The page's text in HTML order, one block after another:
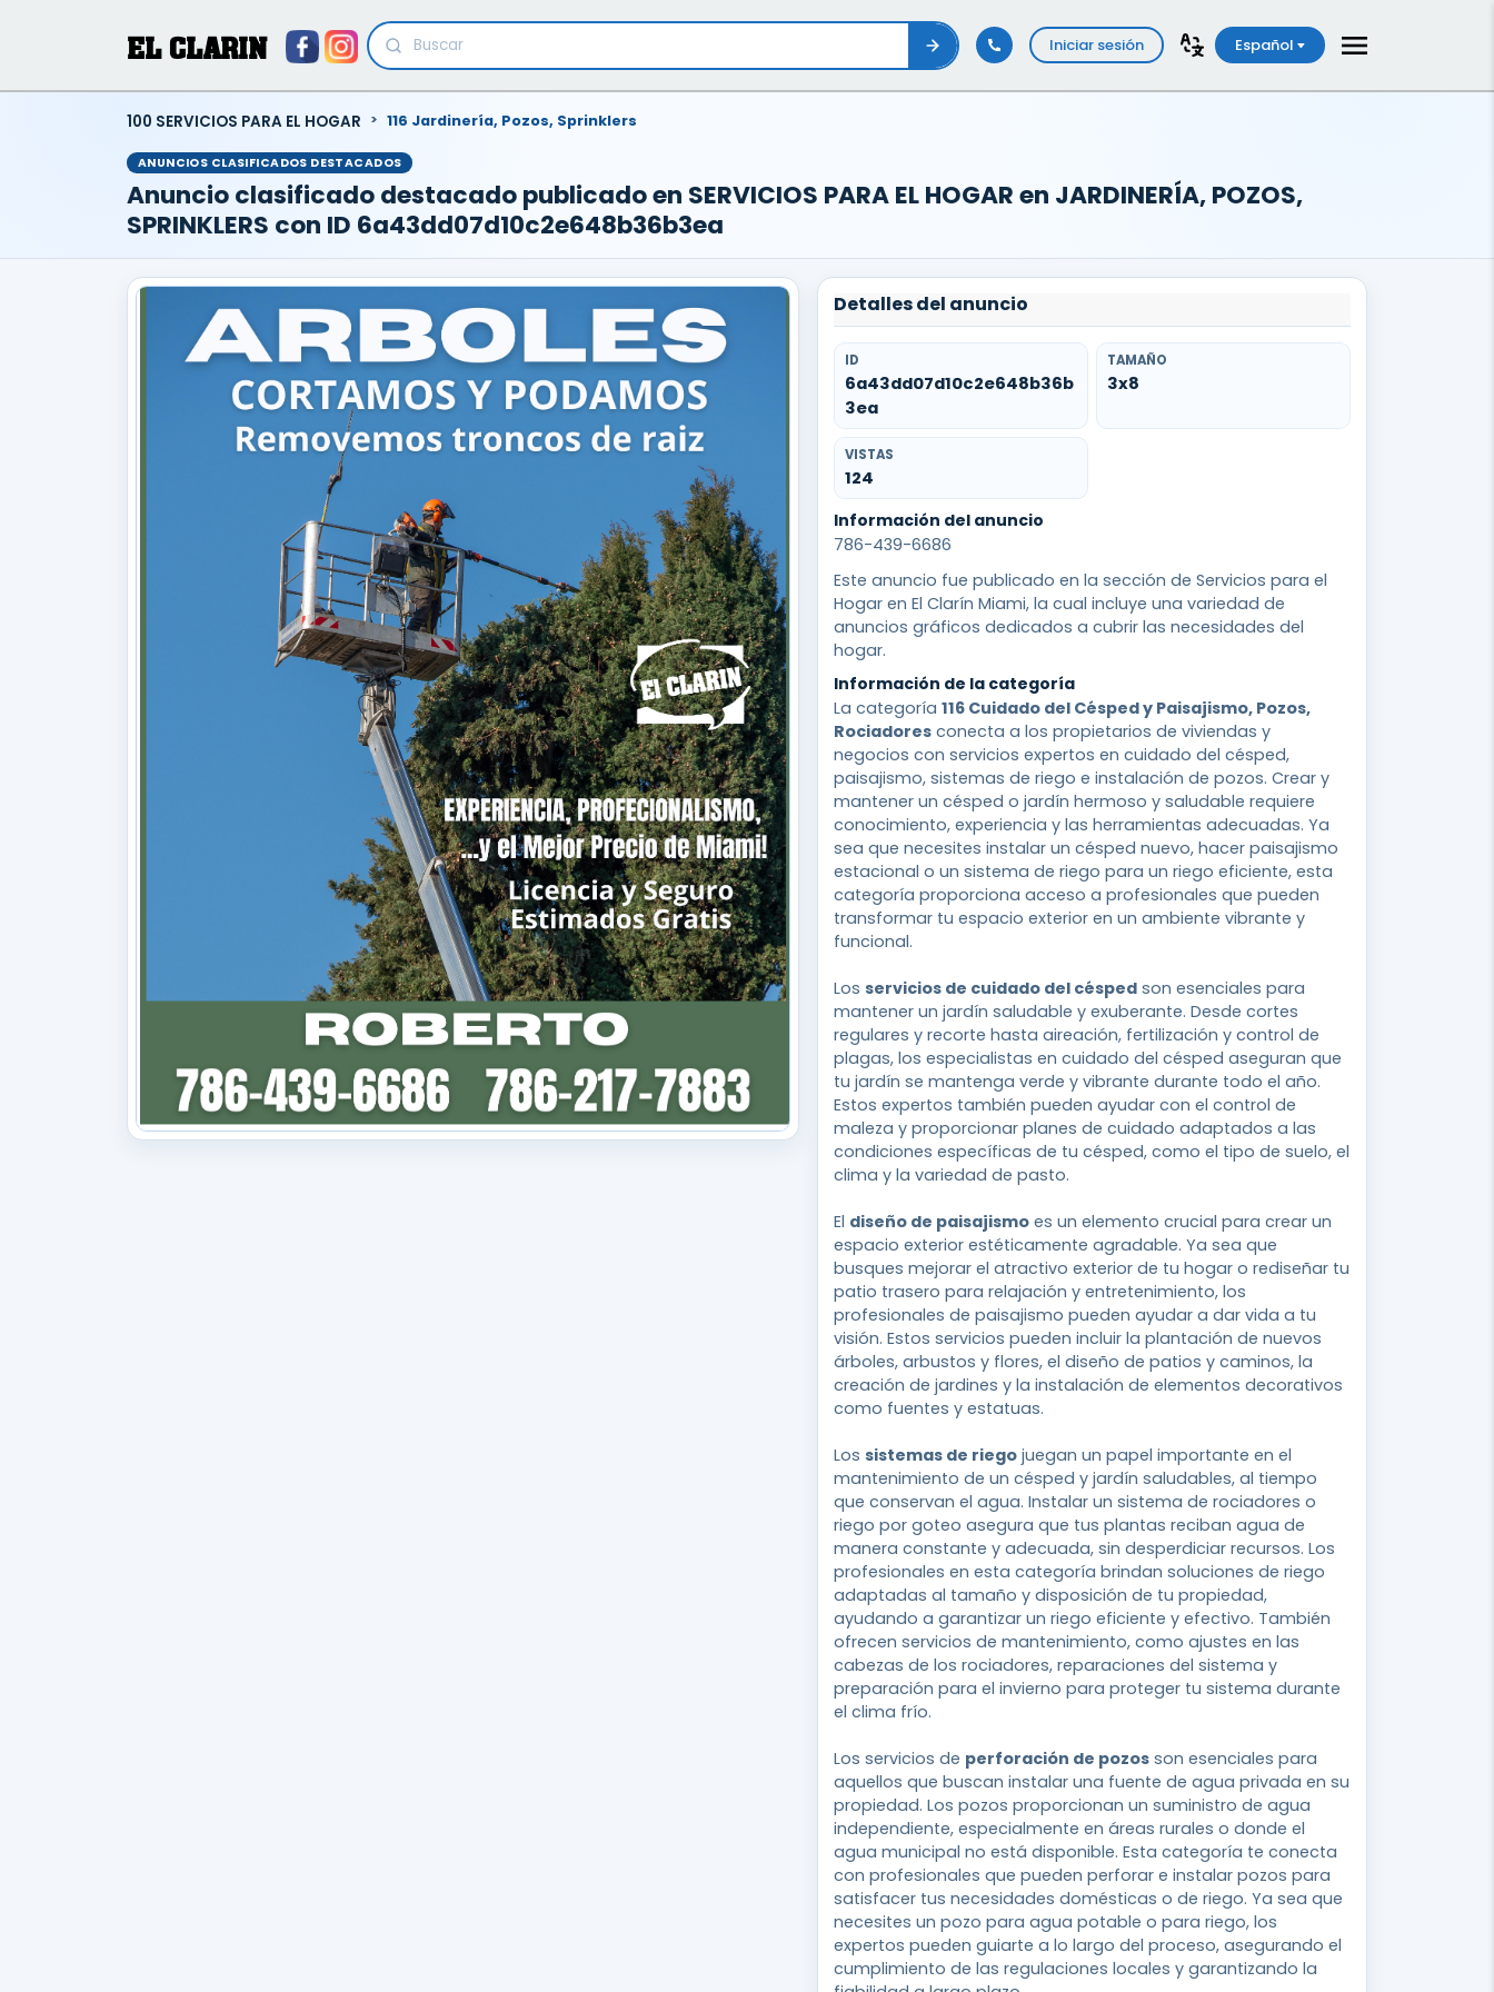
EL CLARIN Iniciar sesión Español
100 SERVICIOS PARA EL HOGAR 116 Jardinería, Pozos, Sprinklers
ANUNCIOS CLASIFICADOS DESTACADOS
Anuncio clasificado destacado publicado en SERVICIOS PARA EL HOGAR en JARDINERÍA, POZOS,
SPRINKLERS con ID 6a43dd07d10c2e648b36b3ea
Detalles del anuncio
ID
6a43dd07d10c2e648b36b
3ea
TAMAÑO
3x8
VISTAS
124
Información del anuncio
786-439-6686
Este anuncio fue publicado en la sección de Servicios para el
Hogar en El Clarín Miami, la cual incluye una variedad de
anuncios gráficos dedicados a cubrir las necesidades del
hogar.
Información de la categoría
La categoría116 Cuidado del Césped y Paisajismo, Pozos,
Rociadores conecta a los propietarios de viviendas y
negocios con servicios expertos en cuidado del césped,
paisajismo, sistemas de riego e instalación de pozos. Crear y
mantener un césped o jardín hermoso y saludable requiere
conocimiento, experiencia y las herramientas adecuadas. Ya
sea que necesites instalar un césped nuevo, hacer paisajismo
estacional o un sistema de riego para un riego eficiente, esta
categoría proporciona acceso a profesionales que pueden
transformar tu espacio exterior en un ambiente vibrante y
funcional.
Losservicios de cuidado del césped son esenciales para
mantener un jardín saludable y exuberante. Desde cortes
regulares y recorte hasta aireación, fertilización y control de
plagas, los especialistas en cuidado del césped aseguran que
tu jardín se mantenga verde y vibrante durante todo el año.
Estos expertos también pueden ayudar con el control de
maleza y proporcionar planes de cuidado adaptados a las
condiciones específicas de tu césped, como el tipo de suelo, el
clima y la variedad de pasto.
El diseño de paisajismo es un elemento crucial para crear un
espacio exterior estéticamente agradable. Ya sea que
busques mejorar el atractivo exterior de tu hogar o rediseñar tu
patio trasero para relajación y entretenimiento, los
profesionales de paisajismo pueden ayudar a dar vida a tu
visión. Estos servicios pueden incluir la plantación de nuevos
árboles, arbustos y flores, el diseño de patios y caminos, la
creación de jardines y la instalación de elementos decorativos
como fuentes y estatuas.
Lossistemas de riego juegan un papel importante en el
mantenimiento de un césped y jardín saludables, al tiempo
que conservan el agua. Instalar un sistema de rociadores o
riego por goteo asegura que tus plantas reciban agua de
manera constante y adecuada, sin desperdiciar recursos. Los
profesionales en esta categoría brindan soluciones de riego
adaptadas al tamaño y disposición de tu propiedad,
ayudando a garantizar un riego eficiente y efectivo. También
ofrecen servicios de mantenimiento, como ajustes en las
cabezas de los rociadores, reparaciones del sistema y
preparación para el invierno para proteger tu sistema durante
el clima frío.
Los servicios de perforación de pozos son esenciales para
aquellos que buscan instalar una fuente de agua privada en su
propiedad. Los pozos proporcionan un suministro de agua
independiente, especialmente en áreas rurales o donde el
agua municipal no está disponible. Esta categoría te conecta
con profesionales que pueden perforar e instalar pozos para
satisfacer tus necesidades domésticas o de riego. Ya sea que
necesites un pozo para agua potable o para riego, los
expertos pueden guiarte a lo largo del proceso, asegurando el
cumplimiento de las regulaciones locales y garantizando la